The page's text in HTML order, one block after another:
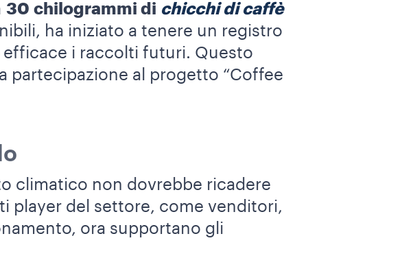
30 chilogrammi di chicchi di caffè
ha iniziato a tenere un registro
i raccolti futuri. Questo
partecipazione al progetto “Coffee
climatico non dovrebbe ricadere
player del settore, come venditori,
ora supportano gli